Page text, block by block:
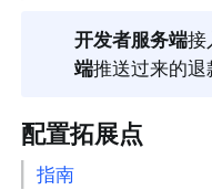
开发者服务端接
端推送过来的退
配置拓展点
指南